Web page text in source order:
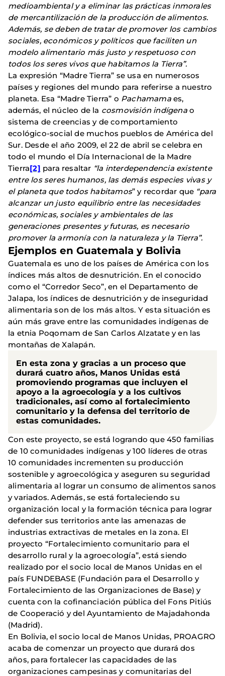
medioambiental y a eliminar las prácticas inmorales
de mercantilización de la producción de alimentos.
Además, se deben de tratar de promover los cambios
sociales, económicos y políticos que faciliten un
modelo alimentario más justo y respetuoso con
todos los seres vivos que habitamos la Tierra”.
La expresión “Madre Tierra” se usa en numerosos
países y regiones del mundo para referirse a nuestro
planeta. Esa “Madre Tierra” o Pachamamaes,
además, el núcleo de la cosmovisión indígenao
sistema de creencias y de comportamiento
ecológico-social de muchos pueblos de América del
Sur. Desde el año 2009, el 22 de abril se celebra en
todo el mundo el Día Internacional de la Madre
Tierra[2] para resaltar “la interdependencia existente
entre los seres humanos, las demás especies vivas y
el planeta que todos habitamos” y recordar que “para
alcanzar un justo equilibrio entre las necesidades
económicas, sociales y ambientales de las
generaciones presentes y futuras, es necesario
promover la armonía con la naturaleza y la Tierra”.
Ejemplos en Guatemala y Bolivia
Guatemala es uno de los países de América con los
índices más altos de desnutrición. En el conocido
como el “Corredor Seco”, en el Departamento de
Jalapa, los índices de desnutrición y de inseguridad
alimentaria son de los más altos. Y esta situación es
aún más grave entre las comunidades indígenas de
la etnia Poqomam de San Carlos Alzatate y en las
montañas de Xalapán.
En esta zona y gracias a un proceso que
durará cuatro años, Manos Unidas está
promoviendo programas que incluyen el
apoyo a la agroecología y a los cultivos
tradicionales, así como al fortalecimiento
comunitario y la defensa del territorio de
estas comunidades.
Con este proyecto, se está logrando que 450 familias
de 10 comunidades indígenas y 100 líderes de otras
10 comunidades incrementen su producción
sostenible y agroecológica y aseguren su seguridad
alimentaria al lograr un consumo de alimentos sanos
y variados. Además, se está fortaleciendo su
organización local y la formación técnica para lograr
defender sus territorios ante las amenazas de
industrias extractivas de metales en la zona. El
proyecto “Fortalecimiento comunitario para el
desarrollo rural y la agroecología”, está siendo
realizado por el socio local de Manos Unidas en el
país FUNDEBASE (Fundación para el Desarrollo y
Fortalecimiento de las Organizaciones de Base) y
cuenta con la cofinanciación pública del Fons Pitiús
de Cooperació y del Ayuntamiento de Majadahonda
(Madrid).
En Bolivia, el socio local de Manos Unidas, PROAGRO
acaba de comenzar un proyecto que durará dos
años, para fortalecer las capacidades de las
organizaciones campesinas y comunitarias del